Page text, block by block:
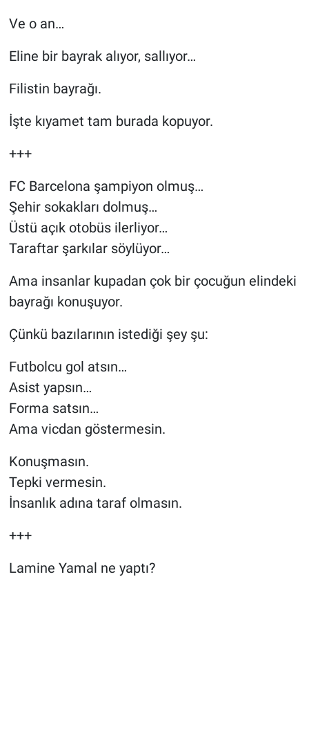
Ve o an…
Eline bir bayrak alıyor, sallıyor…
Filistin bayrağı.
İşte kıyamet tam burada kopuyor.
+++
FC Barcelona şampiyon olmuş…
Şehir sokakları dolmuş…
Üstü açık otobüs ilerliyor…
Taraftar şarkılar söylüyor…
Ama insanlar kupadan çok bir çocuğun elindeki
bayrağı konuşuyor.
Çünkü bazılarının istediği şey şu:
Futbolcu gol atsın…
Asist yapsın…
Forma satsın…
Ama vicdan göstermesin.
Konuşmasın.
Tepki vermesin.
İnsanlık adına taraf olmasın.
+++
Lamine Yamal ne yaptı?